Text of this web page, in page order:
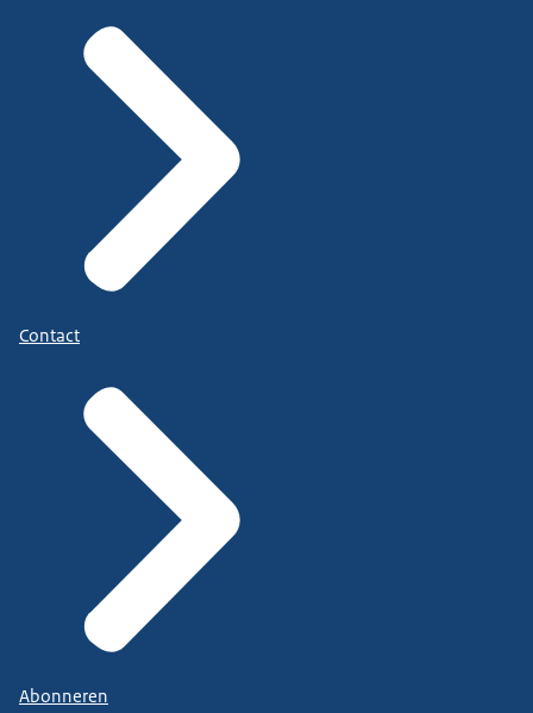
Contact
Abonneren